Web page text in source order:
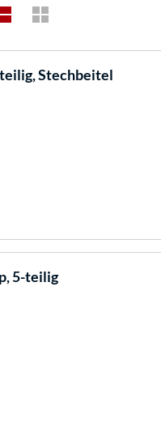
Stechbeitel
5-teilig